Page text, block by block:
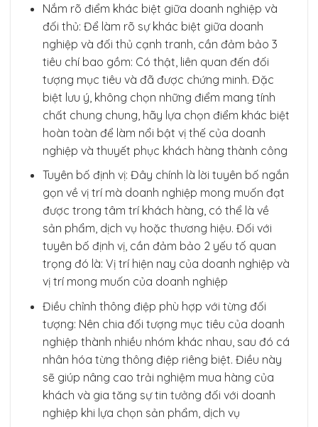
Nắm rõ điểm khác biệt giữa doanh nghiệp và
đối thủ: Để làm rõ sự khác biệt giữa doanh
nghiệp và đối thủ cạnh tranh, cần đảm bảo 3
tiêu chí bao gồm: Có thật, liên quan đến đối
tượng mục tiêu và đã được chứng minh. Đặc
biệt lưu ý, không chọn những điểm mang tính
chất chung chung, hãy lựa chọn điểm khác biệt
hoàn toàn để làm nổi bật vị thế của doanh
nghiệp và thuyết phục khách hàng thành công
Tuyên bố định vị: Đây chính là lời tuyên bố ngắn
gọn về vị trí mà doanh nghiệp mong muốn đạt
được trong tâm trí khách hàng, có thể là về
sản phẩm, dịch vụ hoặc thương hiệu. Đối với
tuyên bố định vị, cần đảm bảo 2 yếu tố quan
trọng đó là: Vị trí hiện nay của doanh nghiệp và
vị trí mong muốn của doanh nghiệp
Điều chỉnh thông điệp phù hợp với từng đối
tượng: Nên chia đối tượng mục tiêu của doanh
nghiệp thành nhiều nhóm khác nhau, sau đó cá
nhân hóa từng thông điệp riêng biệt. Điều này
sẽ giúp nâng cao trải nghiệm mua hàng của
khách và gia tăng sự tin tưởng đối với doanh
nghiệp khi lựa chọn sản phẩm, dịch vụ